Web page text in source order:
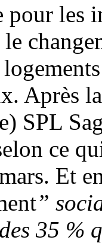
les
Après
SPL
ce
Et
”
35 %